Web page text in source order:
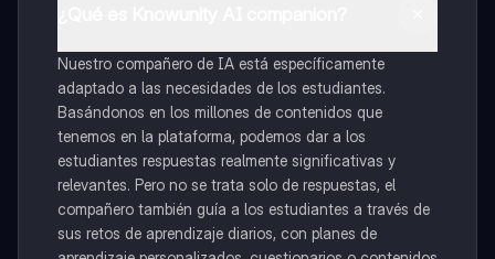
Nuestro compañero de IA está específicamente
adaptado a las necesidades de los estudiantes.
Basándonos en los millones de contenidos que
tenemos en la plataforma, podemos dar a los
estudiantes respuestas realmente significativas y
relevantes. Pero no se trata solo de respuestas, el
compañero también guía a los estudiantes a través de
sus retos de aprendizaje diarios, con planes de